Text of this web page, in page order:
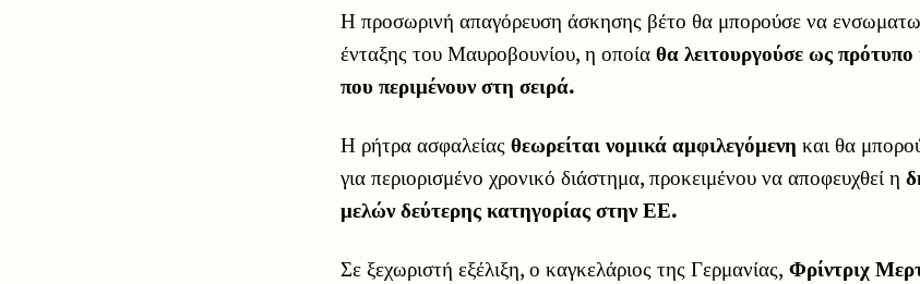
Η προσωρινή απαγόρευση άσκησης βέτο θα μπορούσε να
ένταξης του Μαυροβουνίου, η οποία θα λειτουργούσε ως πρότυπο
που περιμένουν στη σειρά.
Η ρήτρα ασφαλείας θεωρείται νομικά αμφιλεγόμενη και θα
για περιορισμένο χρονικό διάστημα, προκειμένου να αποφευχθεί η
μελών δεύτερης κατηγορίας στην ΕΕ.
Σε ξεχωριστή εξέλιξη, ο καγκελάριος της Γερμανίας, Φρίντριχ